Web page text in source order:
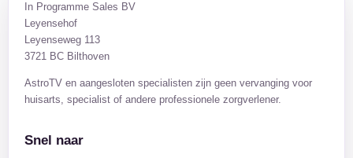
In Programme Sales BV
Leyensehof
Leyenseweg 113
3721 BC Bilthoven
AstroTV en aangesloten specialisten zijn geen vervanging voor
huisarts, specialist of andere professionele zorgverlener.
Snel naar